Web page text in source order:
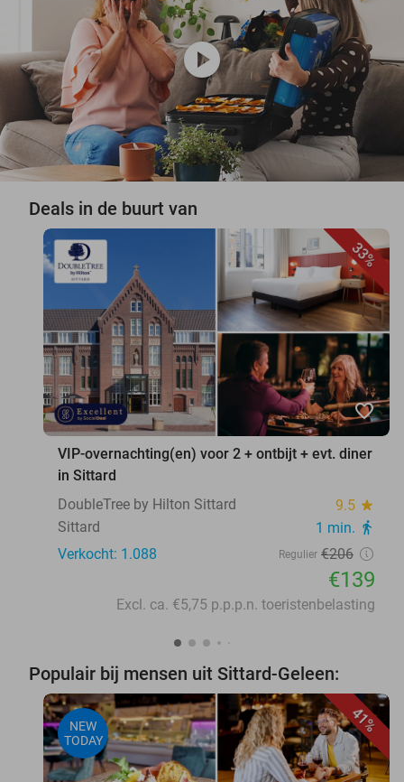
play_circle
Deals in de buurt van
33%
favorite_border
VIP-overnachting(en) voor 2 + ontbijt + evt. diner
in Sittard
DoubleTree by Hilton Sittard
9.5 star
Sittard 1 min. directions_walk
Verkocht: 1.088 Regulier €206
€139
Excl. ca. €5,75 p.p.p.n. toeristenbelasting
Populair bij mensen uit Sittard-Geleen:
41%
NEW
TODAY